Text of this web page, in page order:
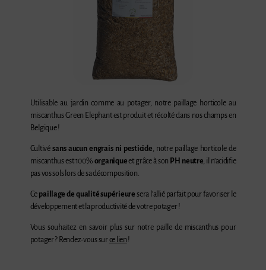
Utilisable au jardin comme au potager, notre paillage horticole au
miscanthus Green Elephant est produit et récolté dans nos champs en
Belgique !
Cultivésans aucun engrais ni pesticide, notre paillage horticole de
miscanthus est 100% organiqueet grâce à son PH neutre, il n’acidifie
pas vos sols lors de sa décomposition.
Ce paillage de qualité supérieure sera l’allié parfait pour favoriser le
développement et la productivité de votre potager !
Vous souhaitez en savoir plus sur notre paille de miscanthus pour
potager ? Rendez-vous surce lien !